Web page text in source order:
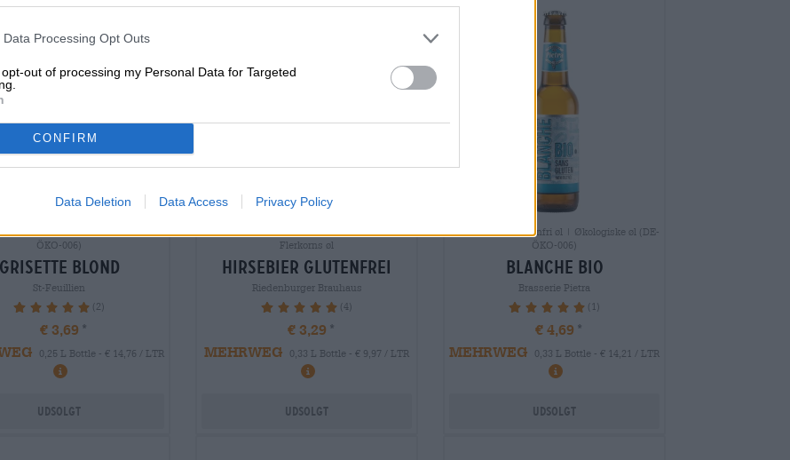
Data Processing Opt Outs
out of processing my Personal Data for Targeted
CONFIRM
Data Deletion Data Access Privacy Policy
ÖKO-006)
grisette blond
St-Feuillien
100% (2)
€ 3,69
0,25 L Bottle - € 14,76 / LTR
Udsolgt
Flerkorns øl
hirsebier glutenfrei
Riedenburger Brauhaus
100% (4)
€ 3,29
MEHRWEG
0,33 L Bottle - € 9,97 / LTR
Udsolgt
Belgisk ale | Glutenfri øl | Økologiske øl (DE-
ÖKO-006)
blanche bio
Brasserie Pietra
100% (1)
€ 4,69
MEHRWEG
0,33 L Bottle - € 14,21 / LTR
Udsolgt